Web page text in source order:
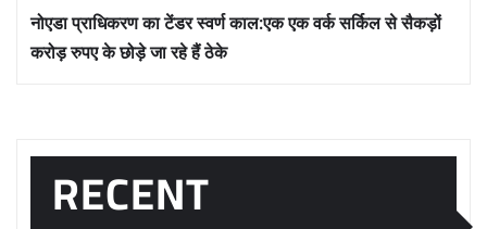
नोएडा प्राधिकरण का टेंडर स्वर्ण काल:एक एक वर्क सर्किल से सैकड़ों
करोड़ रुपए के छोड़े जा रहे हैं ठेके
RECENT